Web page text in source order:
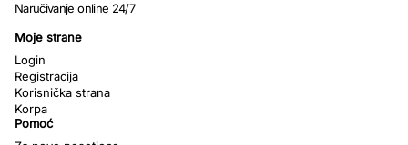
Naručivanje online 24/7
Moje strane
Login
Registracija
Korisnička strana
Korpa
Pomoć